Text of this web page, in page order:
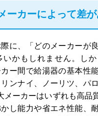
ーカーによって差が
に、「どのメーカーが
いかもしれません。しか
ー間で給湯器の基本性
ンナイ、ノーリツ、パ
メーカーはいずれも高品
し能力や省エネ性能、